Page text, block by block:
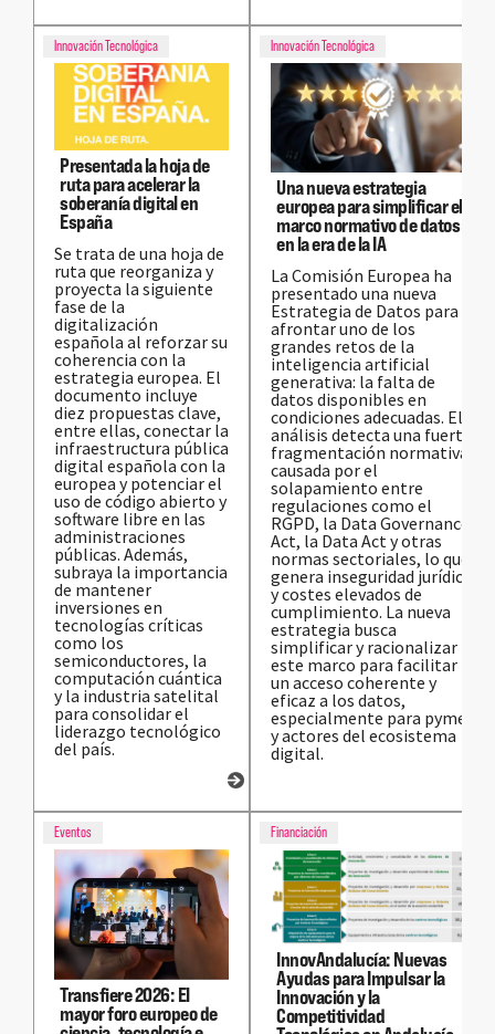
Innovación Tecnológica
Presentada la hoja de
ruta para acelerar la
soberanía digital en
España
Se trata de una hoja de
ruta que reorganiza y
proyecta la siguiente
fase de la
digitalización
española al reforzar su
coherencia con la
estrategia europea. El
documento incluye
diez propuestas clave,
entre ellas, conectar la
infraestructura pública
digital española con la
europea y potenciar el
uso de código abierto y
software libre en las
administraciones
públicas. Además,
subraya la importancia
de mantener
inversiones en
tecnologías críticas
como los
semiconductores, la
computación cuántica
y la industria satelital
para consolidar el
liderazgo tecnológico
del país.
Innovación Tecnológica
Una nueva estrategia
europea para simplificar el
marco normativo de datos
en la era de la IA
La Comisión Europea ha
presentado una nueva
Estrategia de Datos para
afrontar uno de los
grandes retos de la
inteligencia artificial
generativa: la falta de
datos disponibles en
condiciones adecuadas. El
análisis detecta una fuerte
fragmentación normativa
causada por el
solapamiento entre
regulaciones como el
RGPD, la Data Governance
Act, la Data Act y otras
normas sectoriales, lo que
genera inseguridad jurídica
y costes elevados de
cumplimiento. La nueva
estrategia busca
simplificar y racionalizar
este marco para facilitar
un acceso coherente y
eficaz a los datos,
especialmente para pymes
y actores del ecosistema
digital.
Eventos
Transfiere 2026: El
mayor foro europeo de
Financiación
InnovAndalucía: Nuevas
Ayudas para Impulsar la
Innovación y la
Competitividad